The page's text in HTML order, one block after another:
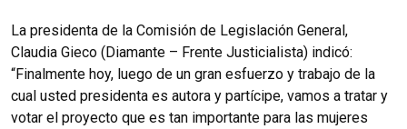
La presidenta de la Comisión de Legislación General,
Claudia Gieco (Diamante – Frente Justicialista) indicó:
“Finalmente hoy, luego de un gran esfuerzo y trabajo de la
cual usted presidenta es autora y partícipe, vamos a tratar y
votar el proyecto que es tan importante para las mujeres